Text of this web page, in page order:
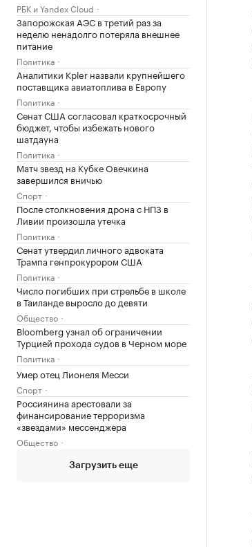
РБК и Yandex Cloud
Запорожская АЭС в третий раз за
неделю ненадолго потеряла внешнее
питание
Политика
Аналитики Kpler назвали крупнейшего
поставщика авиатоплива в Европу
Политика
Сенат США согласовал краткосрочный
бюджет, чтобы избежать нового
шатдауна
Политика
Матч звезд на Кубке Овечкина
завершился вничью
Спорт
После столкновения дрона с НПЗ в
Ливии произошла утечка
Политика
Сенат утвердил личного адвоката
Трампа генпрокурором США
Политика
Число погибших при стрельбе в школе
в Таиланде выросло до девяти
Общество
Bloomberg узнал об ограничении
Турцией прохода судов в Черном море
Политика
Умер отец Лионеля Месси
Спорт
Россиянина арестовали за
финансирование терроризма
«звездами» мессенджера
Общество
Загрузить еще